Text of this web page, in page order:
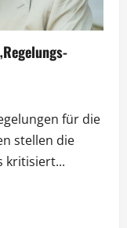
für die
stellen die
kritisiert...